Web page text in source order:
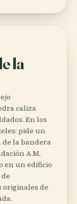
la
caliza
En los
pide un
de la bandera
A.M.
en un edificio
originales de